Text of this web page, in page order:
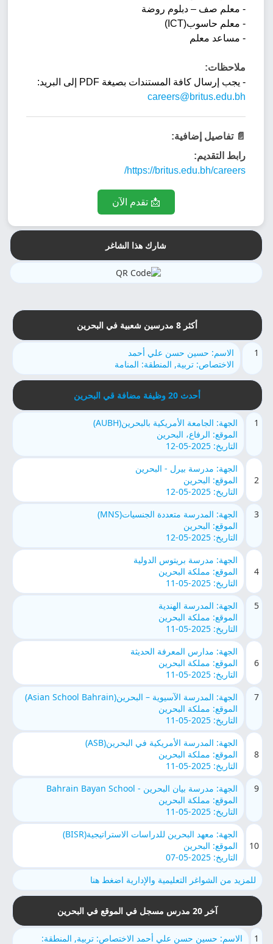
- معلم صف – دبلوم روضة
- معلم حاسوب(ICT)
- مساعد معلم
ملاحظات:
- يجب إرسال كافة المستندات بصيغة PDF إلى البريد:
careers@britus.edu.bh
📄 تفاصيل إضافية:
رابط التقديم:
https://britus.edu.bh/careers/
📩 تقدم الآن
شارك هذا الشاغر
أكثر 8 مدرسين شعبية في البحرين
1
الاسم: حسين حسن علي أحمد
الاختصاص: تربية, المنطقة: المنامة
أحدث 20 وظيفة مضافة قي البحرين
1
الجهة: الجامعة الأمريكية بالبحرين(AUBH)
الموقع: الرفاع، البحرين
التاريخ: 2025-05-12
2
الجهة: مدرسة بيرل - البحرين
الموقع: البحرين
التاريخ: 2025-05-12
3
الجهة: المدرسة متعددة الجنسيات(MNS)
الموقع: البحرين
التاريخ: 2025-05-12
4
الجهة: مدرسة بريتوس الدولية
الموقع: مملكة البحرين
التاريخ: 2025-05-11
5
الجهة: المدرسة الهندية
الموقع: مملكة البحرين
التاريخ: 2025-05-11
6
الجهة: مدارس المعرفة الحديثة
الموقع: مملكة البحرين
التاريخ: 2025-05-11
7
الجهة: المدرسة الآسيوية – البحرين(Asian School Bahrain)
الموقع: مملكة البحرين
التاريخ: 2025-05-11
8
الجهة: المدرسة الأمريكية في البحرين(ASB)
الموقع: مملكة البحرين
التاريخ: 2025-05-11
9
الجهة: مدرسة بيان البحرين - Bahrain Bayan School
الموقع: مملكة البحرين
التاريخ: 2025-05-11
10
الجهة: معهد البحرين للدراسات الاستراتيجية(BISR)
الموقع: البحرين
التاريخ: 2025-05-07
للمزيد من الشواغر التعليمية والإدارية اضغط هنا
آخر 20 مدرس مسجل في الموقع في البحرين
1 الاسم: حسين حسن علي أحمد الاختصاص: تربية, المنطقة: